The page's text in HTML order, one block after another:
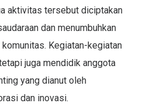
aktivitas tersebut diciptakan
dan menumbuhkan
Kegiatan-kegiatan
juga mendidik anggota
yang dianut oleh
dan inovasi.